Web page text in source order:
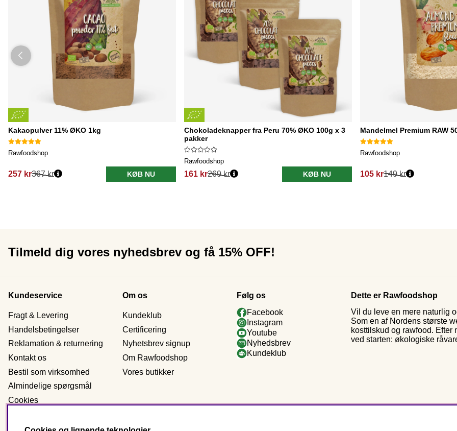
Kakaopulver 11% ØKO 1kg
Rawfoodshop
257 kr367 kr KØB NU
Chokoladeknapper fra Peru 70% ØKO 100g x 3
pakker
Rawfoodshop
161 kr269 kr KØB NU
Mandelmel Premium RAW
Rawfoodshop
105 kr149 kr
Tilmeld dig vores nyhedsbrev og få 15% OFF!
Kundeservice
Fragt & Levering
Handelsbetingelser
Reklamation & returnering
Kontakt os
Bestil som virksomhed
Almindelige spørgsmål
Cookies
Om os
Kundeklub
Certificering
Nyhetsbrev signup
Om Rawfoodshop
Vores butikker
Følg os
Facebook
Instagram
Youtube
Nyhedsbrev
Kundeklub
Dette er Rawfoodshop
Vil du leve en mere naturlig
Som en af Nordens største
kosttilskud og rawfood. Efter
ved starten: økologiske